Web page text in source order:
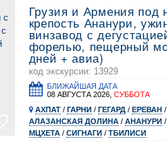
Грузия и Армения под
крепость Ананури,
винзавод с
форелью, пещерный
дней + авиа)
код экскурсии: 13929
БЛИЖАЙШАЯ ДАТА
08 АВГУСТА 2026,СУББОТА
АХПАТ/ ГАРНИ/ ГЕГАРД/ ЕРЕВАН/
АЛАЗАНСКАЯ ДОЛИНА/ АНАНУРИ/
МЦХЕТА/ СИГНАГИ/ ТБИЛИСИ